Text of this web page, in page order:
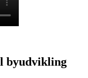
byudvikling